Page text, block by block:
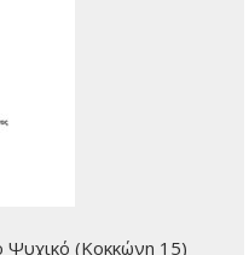
Ψυχικό (Κοκκώνη 15)